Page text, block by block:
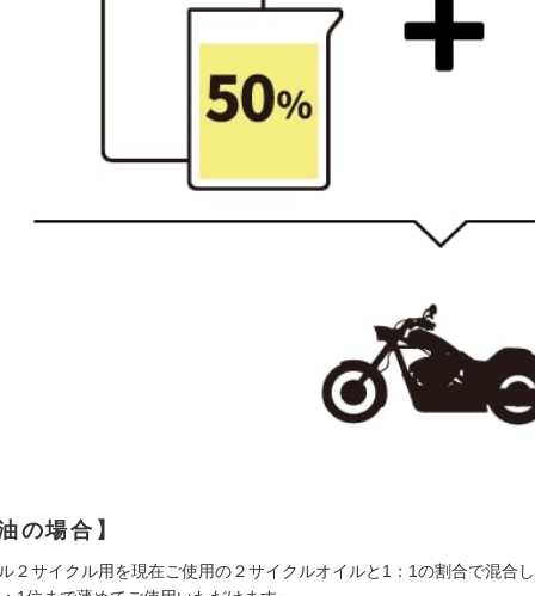
の場合】
２サイクル用を現在ご使用の２サイクルオイルと1：1の割合で混合